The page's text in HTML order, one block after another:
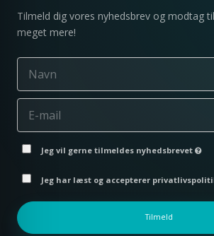
Tilmeld dig vores nyhedsbrev og modtag
meget mere!
Jeg vil gerne tilmeldes nyhedsbrevet
Jeg har læst og accepterer
Tilmeld